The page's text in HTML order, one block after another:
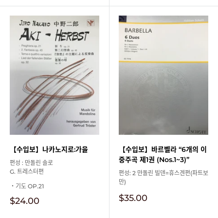
가
격
【수입보】나카노지로:가을
편성 : 만돌린 솔로
G. 트레스터편
・기도 OP.21
판
$24.00
【수입보】바르벨라 “6개의 이
중주곡 제1권 (Nos.1~3)”
편성: 2 만돌린 빌덴=휴스겐편(파트보
만)
판
$35.00